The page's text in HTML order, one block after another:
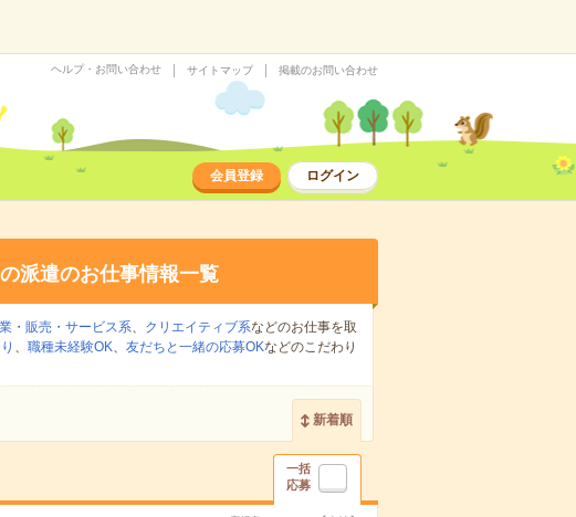
ヘルプ・お問い合わせ サイトマップ 掲載のお問い合わせ
会員登録 ログイン
の派遣のお仕事情報一覧
・販売・サービス系、 クリエイティブ系などのお仕事を取
、 職種未経験OK、 友だちと一緒の応募OKなどのこだわり
新着順
一括
応募